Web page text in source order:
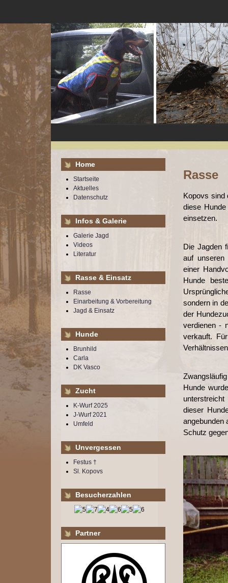
Home
Startseite
Aktuelles
Datenschutz
Infos & Galerie
Galerie Jagd
Videos
Literatur
Rasse & Einsatz
Rasse
Einarbeitung & Vorbereitung
Jagd & Einsatz
Hunde
Brunhild
Carla
DK Vasco
Zucht
K-Wurf 2025
J-Wurf 2021
Umfeld
Unvergessen
Festus †
Sl. Kopovs
Besucherzahlen
Partner
Rasse
Kopovs sind
diese
einsetzen.
Die Jagden
auf unseren
einer
Hunde
sondern in
der
verdienen -
verkauft.
Hunde
dieser
angebunden
Schutz